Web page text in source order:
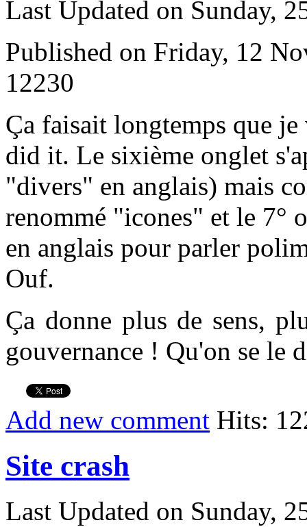
Last Updated on Sunday,
Published on Friday, 12
12230
Ça faisait longtemps que
did it. Le sixième onglet
"divers" en anglais) mais
renommé "icones" et le 7°
en anglais pour parler
Ouf.
Ça donne plus de sens,
gouvernance ! Qu'on se le
Add new comment Hits:
Site crash
Last Updated on Sunday,